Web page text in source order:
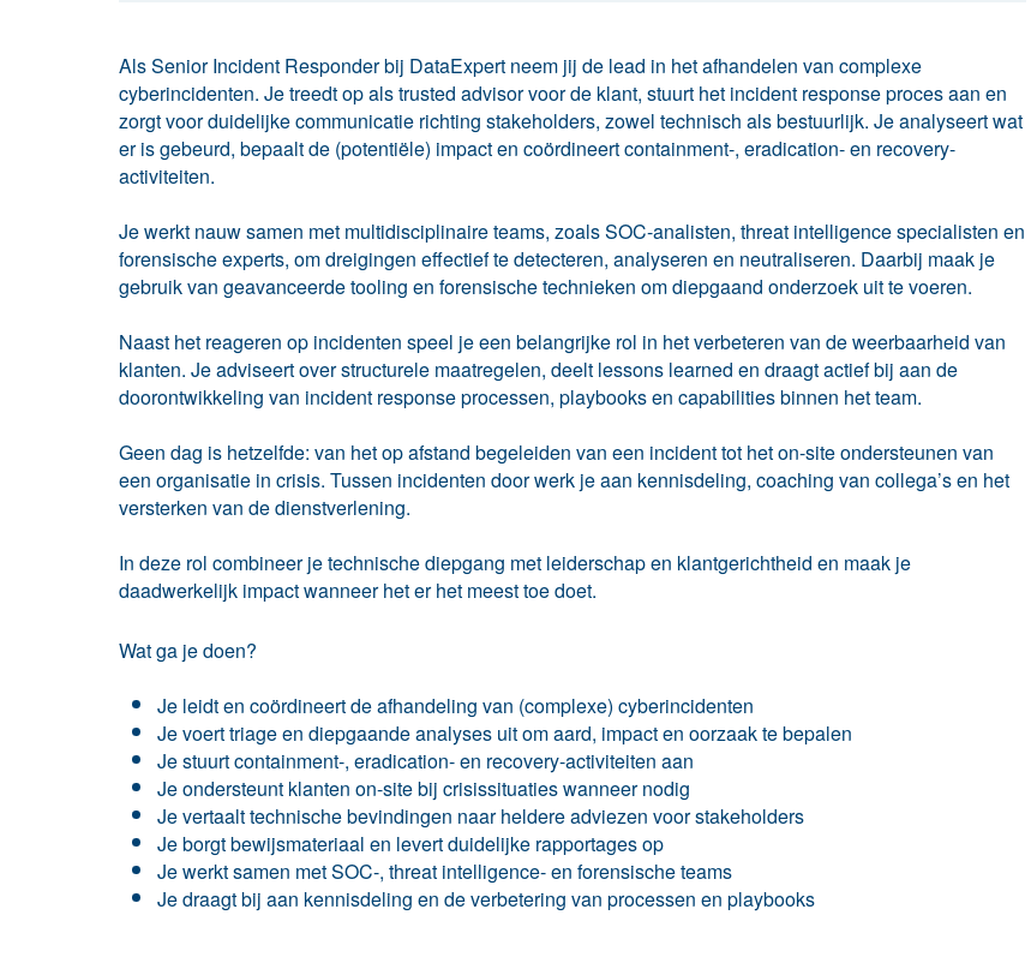
Als Senior Incident Responder bij DataExpert neem jij de lead in het afhandelen van complexe
cyberincidenten. Je treedt op als trusted advisor voor de klant, stuurt het incident response proces aan en
zorgt voor duidelijke communicatie richting stakeholders, zowel technisch als bestuurlijk. Je analyseert wat
er is gebeurd, bepaalt de (potentiële) impact en coördineert containment-, eradication- en recovery-
activiteiten.
Je werkt nauw samen met multidisciplinaire teams, zoals SOC-analisten, threat intelligence specialisten en
forensische experts, om dreigingen effectief te detecteren, analyseren en neutraliseren. Daarbij maak je
gebruik van geavanceerde tooling en forensische technieken om diepgaand onderzoek uit te voeren.
Naast het reageren op incidenten speel je een belangrijke rol in het verbeteren van de weerbaarheid van
klanten. Je adviseert over structurele maatregelen, deelt lessons learned en draagt actief bij aan de
doorontwikkeling van incident response processen, playbooks en capabilities binnen het team.
Geen dag is hetzelfde: van het op afstand begeleiden van een incident tot het on-site ondersteunen van
een organisatie in crisis. Tussen incidenten door werk je aan kennisdeling, coaching van collega’s en het
versterken van de dienstverlening.
In deze rol combineer je technische diepgang met leiderschap en klantgerichtheid en maak je
daadwerkelijk impact wanneer het er het meest toe doet.
Wat ga je doen?
Je leidt en coördineert de afhandeling van (complexe) cyberincidenten
Je voert triage en diepgaande analyses uit om aard, impact en oorzaak te bepalen
Je stuurt containment-, eradication- en recovery-activiteiten aan
Je ondersteunt klanten on-site bij crisissituaties wanneer nodig
Je vertaalt technische bevindingen naar heldere adviezen voor stakeholders
Je borgt bewijsmateriaal en levert duidelijke rapportages op
Je werkt samen met SOC-, threat intelligence- en forensische teams
Je draagt bij aan kennisdeling en de verbetering van processen en playbooks